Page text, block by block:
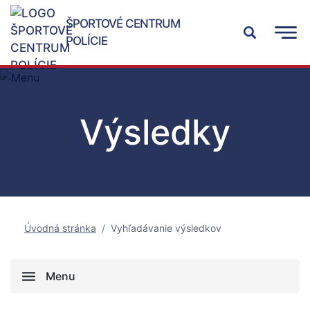
ŠPORTOVÉ CENTRUM
POLÍCIE
Výsledky
Úvodná stránka Vyhľadávanie výsledkov
Menu